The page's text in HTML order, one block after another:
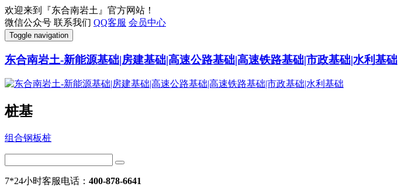
欢迎来到『东合南岩土』官方网站！
微信公众号 联系我们 QQ客服 会员中心
Toggle navigation
东合南岩土-新能源基础|房建基础|高速公路基础|高速铁路基础|市政基础|水利基础
桩基
组合钢板桩
7*24小时客服电话： 400-878-6641